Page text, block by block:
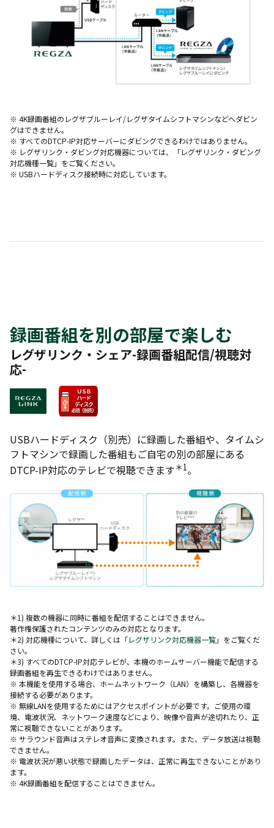
※ 4K録画番組のレグザブルーレイ/レグザタイムシフトマシンなどへダビン
グはできません。
※ すべてのDTCP-IP対応サーバーにダビングできるわけではありません。
※ レグザリンク・ダビング対応機器については、「レグザリンク・ダビング
対応機種一覧」をご覧ください。
※ USBハードディスク接続時に対応しています。
録画番組を別の部屋で楽しむ
レグザリンク・シェア-録画番組配信/視聴対
応-
USBハードディスク（別売）に録画した番組や、タイムシ
フトマシンで録画した番組もご自宅の別の部屋にある
DTCP-IP対応のテレビで視聴できます＊1。
＊1) 複数の機器に同時に番組を配信することはできません。
著作権保護されたコンテンツのみの対応となります。
＊2) 対応機種について、詳しくは「レグザリンク対応機器一覧」をご覧くだ
さい。
＊3) すべてのDTCP-IP対応テレビが、本機のホームサーバー機能で配信する
録画番組を再生できるわけではありません。
※ 本機能を使用する場合、ホームネットワーク（LAN）を構築し、各機器を
接続する必要があります。
※ 無線LANを使用するためにはアクセスポイントが必要です。ご使用の環
境、電波状況、ネットワーク速度などにより、映像や音声が途切れたり、正
常に視聴できないことがあります。
※ サラウンド音声はステレオ音声に変換されます。また、データ放送は視聴
できません。
※ 電波状況が悪い状態で録画したデータは、正常に再生できないことがあり
ます。
※ 4K録画番組を配信することはできません。